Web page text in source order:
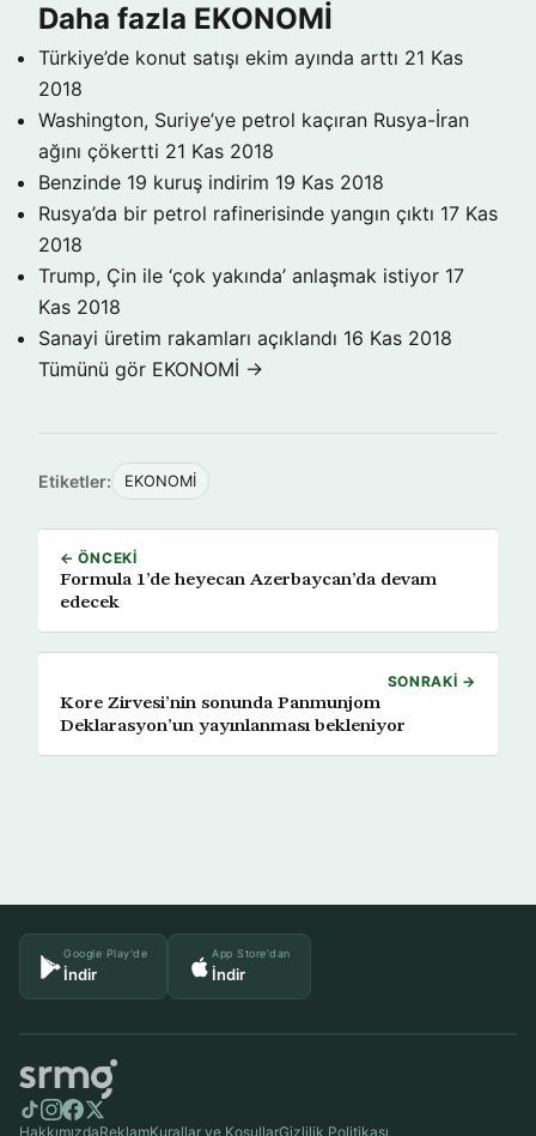
Daha fazla EKONOMİ
Türkiye’de konut satışı ekim ayında arttı 21 Kas
2018
Washington, Suriye’ye petrol kaçıran Rusya-İran
ağını çökertti 21 Kas 2018
Benzinde 19 kuruş indirim 19 Kas 2018
Rusya’da bir petrol rafinerisinde yangın çıktı 17 Kas
2018
Trump, Çin ile ‘çok yakında’ anlaşmak istiyor 17
Kas 2018
Sanayi üretim rakamları açıklandı 16 Kas 2018
Tümünü gör EKONOMİ →
Etiketler: EKONOMİ
← ÖNCEKI
Formula 1’de heyecan Azerbaycan’da devam
edecek
SONRAKI →
Kore Zirvesi’nin sonunda Panmunjom
Deklarasyon’un yayınlanması bekleniyor
Google Play'de
İndir
App Store'dan
İndir
HakkımızdaReklamKurallar ve KoşullarGizlilik Politikası